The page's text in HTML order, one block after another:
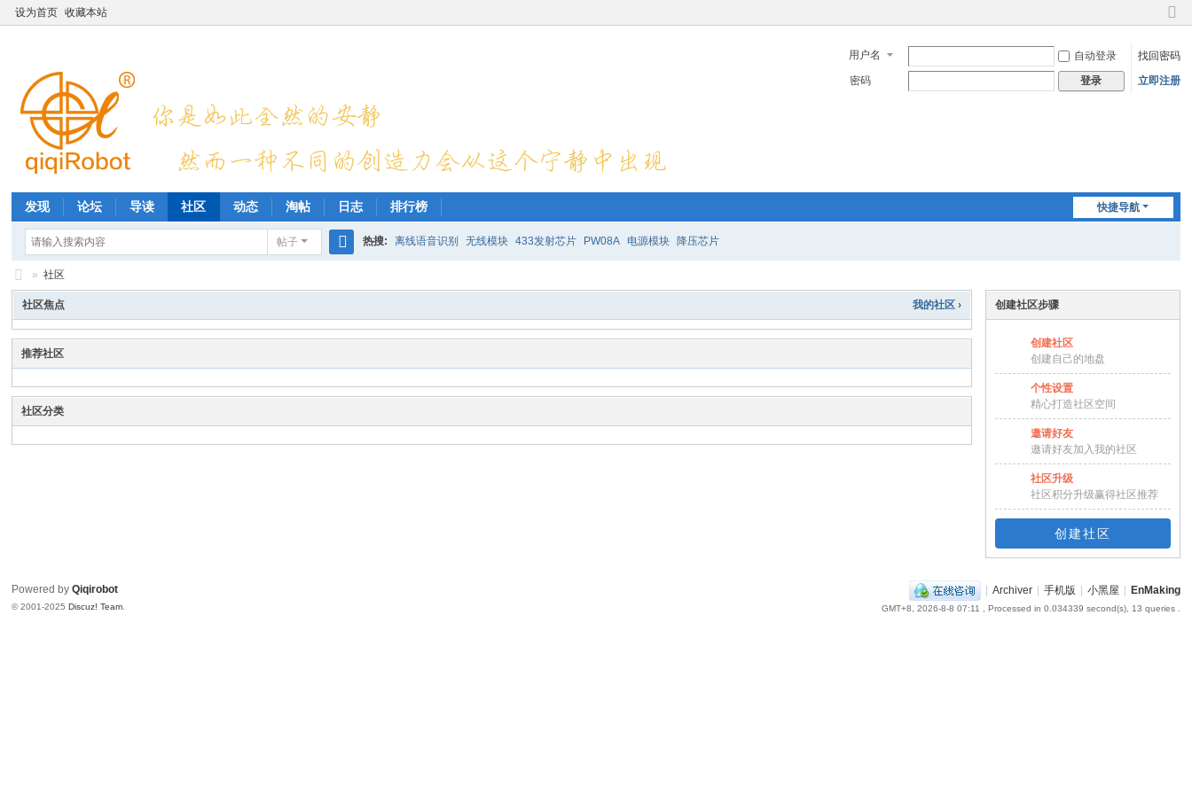
设为首页 收藏本站
切
到
窄
用户名 自动登录
找回密码
密码
登录 立即注册
快捷导航
发现 论坛 导读 社区 动态 淘帖 日志 排行榜
帖子
索
热搜: 离线语音识别 无线模块 433发射芯片 PW08A 电源模块 降压芯片
E
n
M
in
g
» 社区
我的社区 ›
社区焦点
推荐社区
社区分类
创建社区步骤
创建社区
创建自己的地盘
个性设置
精心打造社区空间
邀请好友
邀请好友加入我的社区
社区升级
社区积分升级赢得社区推荐
创建社区
| Archiver | 手机版 | 小黑屋 | EnMaking
GMT+8, 2026-8-8 07:11 , Processed in 0.034339 second(s), 13 queries .
Powered byQiqirobot
© 2001-2025Discuz! Team